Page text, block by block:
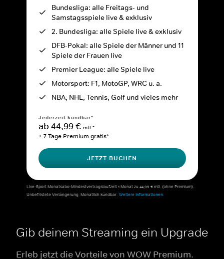
Bundesliga: alle Freitags- und
Samstagsspiele live & exklusiv
2. Bundesliga: alle Spiele live & exklusiv
DFB-Pokal: alle Spiele der Männer und 11
Spiele der Frauen live
Premier League: alle Spiele live
Motorsport: F1, MotoGP, WRC u. a.
NBA, NHL, Tennis, Golf und vieles mehr
Jederzeit kündbar*
ab 44,99 € mtl.*
+ 7 Tage Premium gratis*
JETZT BUCHEN
Live-Sport Monatsabo: Mindestvertragslaufzeit 1 Monat zu 44,99 € mtl. (ohne Premium).
Unbefristete Verlängerung. Monatlich kündbar. Weitere Informationen.
Gib deinem Streaming ein Upgrade
Erleb jetzt die Vorteile von WOW Premium.